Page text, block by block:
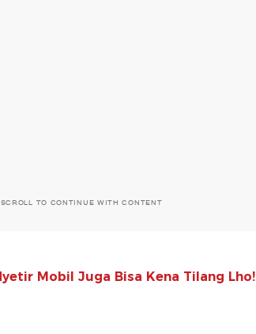
SCROLL TO CONTINUE WITH CONTENT
Mobil Juga Bisa Kena Tilang Lho!